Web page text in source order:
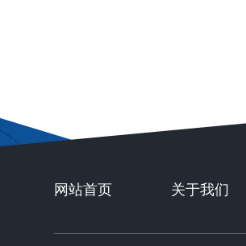
网站首页 关于我们